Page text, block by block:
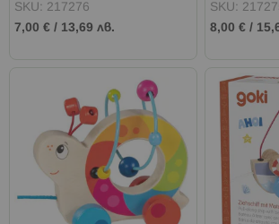
SKU: 217276
7,00 € / 13,69 лв.
SKU:
8,00 € /